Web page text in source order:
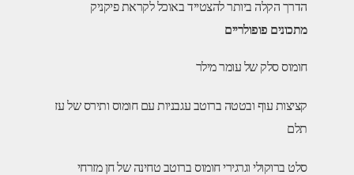
הדרך הקלה ביותר להצטייד באוכל לקראת פיקניק
מתכונים פופולריים
חומוס סלק של עומר מילר
קציצות עוף ובטטה ברוטב עגבניות עם חומוס ותירס של עז
סלט ברוקולי וגרגירי חומוס ברוטב טחינה של חן מזרחי